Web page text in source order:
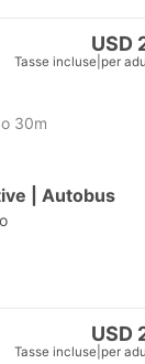
USD
Tasse incluse per
30m
| Autobus
USD
Tasse incluse per